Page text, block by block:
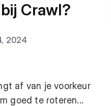
Crawl?
2024
af van je voorkeur
goed te roteren...